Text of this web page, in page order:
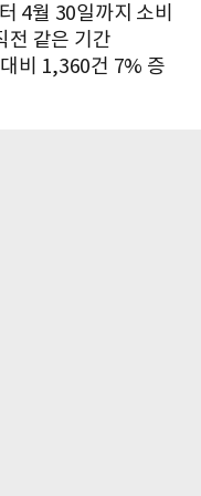
4월 30일까지 소비
전 같은 기간
비 1,360건 7% 증